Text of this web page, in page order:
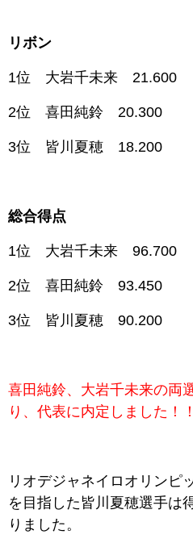
リボン
1位 大岩千未来 21.600
2位 喜田純鈴 20.300
3位 皆川夏穂 18.200
総合得点
1位 大岩千未来 96.700
2位 喜田純鈴 93.450
3位 皆川夏穂 90.200
喜田純鈴、大岩千未来の両
り、代表に内定しました！
リオデジャネイロオリンピ
を目指した皆川夏穂選手は
りました。